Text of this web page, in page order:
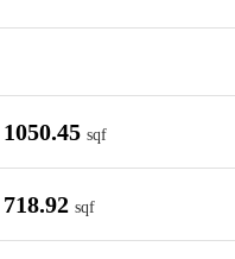
1050.45 sqf
718.92 sqf